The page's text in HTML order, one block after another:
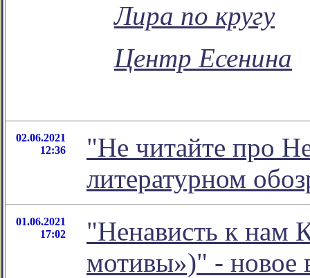
Лира по кругу
Центр Есенина
02.06.2021
12:36
"Не читайте про
литературном
01.06.2021
17:02
"Ненависть к нам
мотивы»)" - новое